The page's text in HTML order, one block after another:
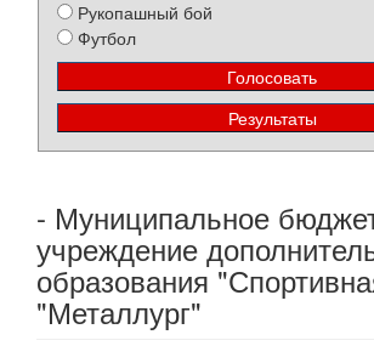
Рукопашный бой
Футбол
- Муниципальное
учреждение
образования
"Металлург"